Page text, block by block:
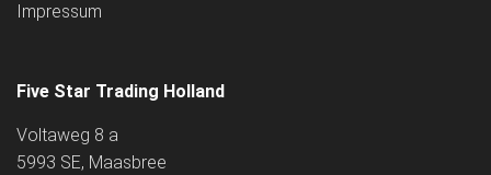
Impressum
Five Star Trading Holland
Voltaweg 8 a
5993 SE, Maasbree